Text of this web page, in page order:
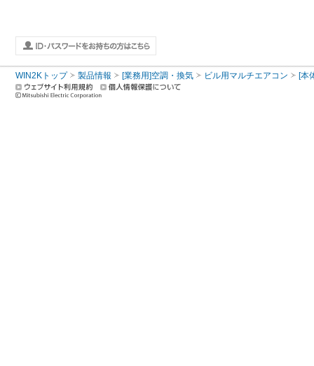
WIN2Kトップ 製品情報 [業務用]空調・換気 ビル用マルチエアコン [本